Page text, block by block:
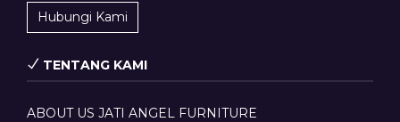
Hubungi Kami
TENTANG KAMI
ABOUT US JATI ANGEL FURNITURE